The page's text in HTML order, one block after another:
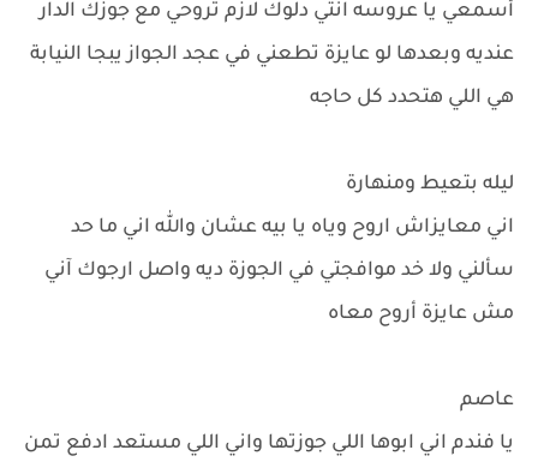
أسمعي يا عروسه انتي دلوك لازم تروحي مع جوزك الدار
عنديه وبعدها لو عايزة تطعني في عجد الجواز يبجا النيابة
هي اللي هتحدد كل حاجه
ليله بتعيط ومنهارة
اني معايزاش اروح وياه يا بيه عشان والله اني ما حد
سألني ولا خد موافجتي في الجوزة ديه واصل ارجوك آني
مش عايزة أروح معاه
عاصم
يا فندم اني ابوها اللي جوزتها واني اللي مستعد ادفع تمن